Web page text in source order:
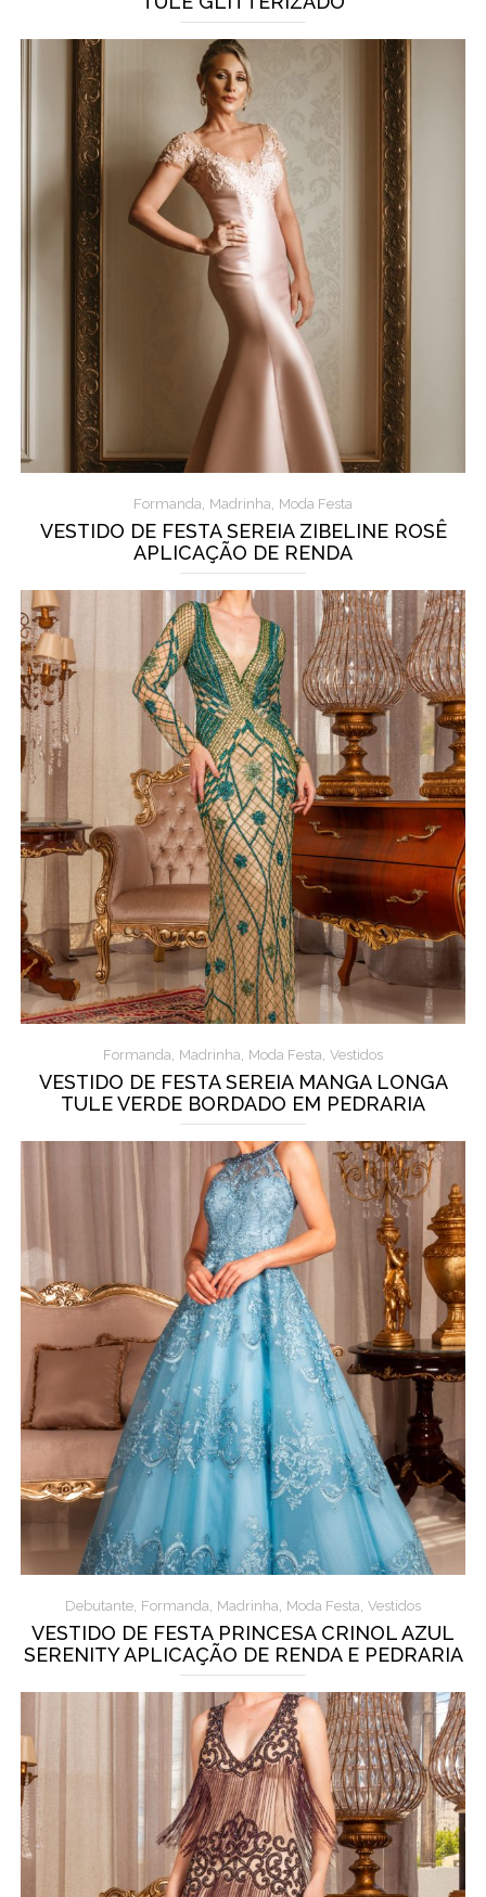
Formanda, Madrinha, Moda Festa
VESTIDO DE FESTA SEREIA ZIBELINE ROSÊ
APLICAÇÃO DE RENDA
Formanda, Madrinha, Moda Festa, Vestidos
VESTIDO DE FESTA SEREIA MANGA LONGA
TULE VERDE BORDADO EM PEDRARIA
Debutante, Formanda, Madrinha, Moda Festa, Vestidos
VESTIDO DE FESTA PRINCESA CRINOL AZUL
SERENITY APLICAÇÃO DE RENDA E PEDRARIA